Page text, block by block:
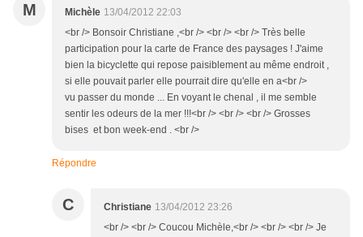
M Michèle 13/04/2012 22:03
<br /> Bonsoir Christiane ,<br /> <br /> <br /> Très belle
participation pour la carte de France des paysages ! J'aime
bien la bicyclette qui repose paisiblement au même endroit ,
si elle pouvait parler elle pourrait dire qu'elle en a<br />
vu passer du monde ... En voyant le chenal , il me semble
sentir les odeurs de la mer !!!<br /> <br /> <br /> Grosses
bises et bon week-end . <br />
Répondre
C Christiane 13/04/2012 23:26
<br /> <br /> Coucou Michèle,<br /> <br /> <br /> Je